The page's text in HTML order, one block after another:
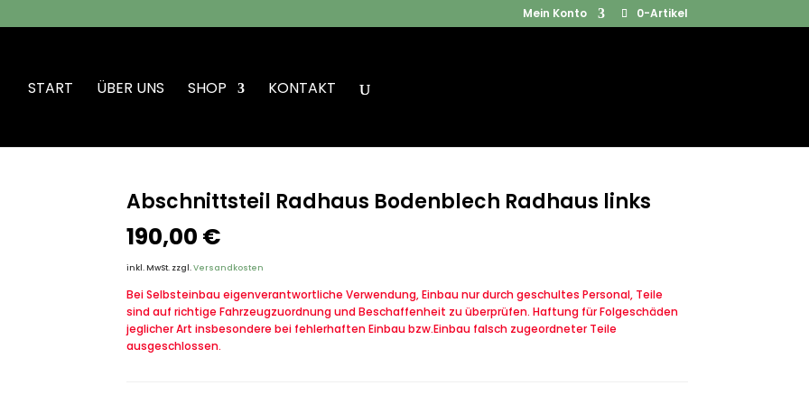
Mein Konto 0-Artikel
START ÜBER UNS SHOP KONTAKT
Products
Abschnittsteil Radhaus Bodenblech Radhaus links
190,00 €
inkl. MwSt. zzgl.Versandkosten
Bei Selbsteinbau eigenverantwortliche Verwendung, Einbau nur durch geschultes Personal, Teile
sind auf richtige Fahrzeugzuordnung und Beschaffenheit zu überprüfen. Haftung für Folgeschäden
jeglicher Art insbesondere bei fehlerhaften Einbau bzw.Einbau falsch zugeordneter Teile
ausgeschlossen.